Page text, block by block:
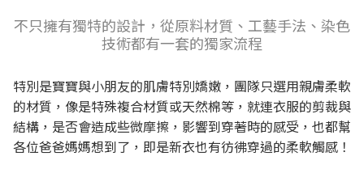
不只擁有獨特的設計，從原料材質、工藝手法、染色
技術都有一套的獨家流程
特別是寶寶與小朋友的肌膚特別嬌嫩，團隊只選用親膚柔軟
的材質，像是特殊複合材質或天然棉等，就連衣服的剪裁與
結構，是否會造成些微摩擦，影響到穿著時的感受，也都幫
各位爸爸媽媽想到了，即是新衣也有彷彿穿過的柔軟觸感！